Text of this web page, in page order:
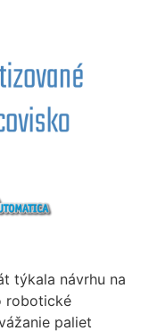
týkala návrhu na
robotické
paliet